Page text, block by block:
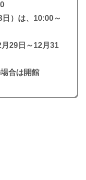
）は、10:00～
29日～12月31
合は開館